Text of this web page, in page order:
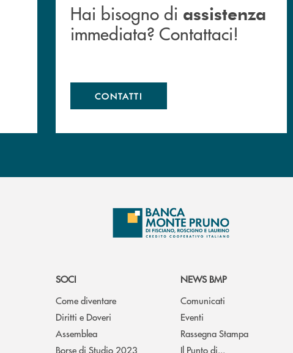
Hai bisogno di assistenza
immediata? Contattaci!
CONTATTI
SOCI
Come diventare
Diritti e Doveri
Assemblea
Borse di Studio 2023
NEWS BMP
Comunicati
Eventi
Rassegna Stampa
Il Punto di...